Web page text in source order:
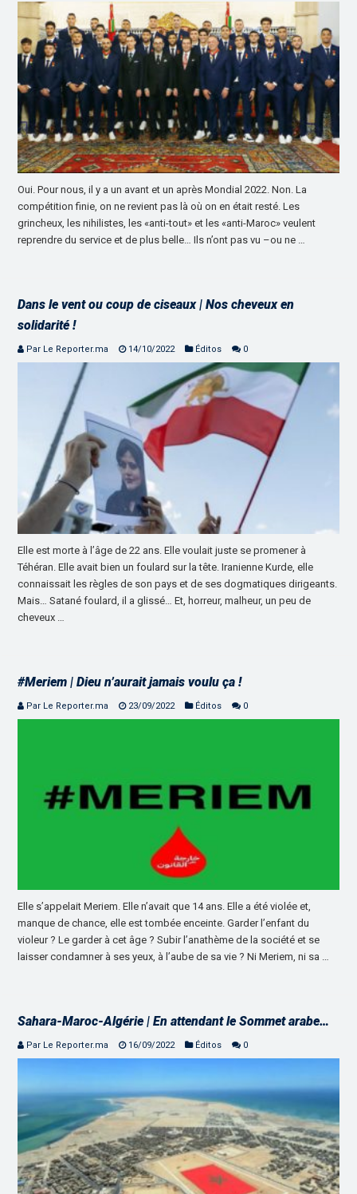
Oui. Pour nous, il y a un avant et un après Mondial 2022. Non. La
compétition finie, on ne revient pas là où on en était resté. Les
grincheux, les nihilistes, les «anti-tout» et les «anti-Maroc» veulent
reprendre du service et de plus belle… Ils n’ont pas vu –ou ne …
Dans le vent ou coup de ciseaux | Nos cheveux en
solidarité !
Par Le Reporter.ma 14/10/2022 Éditos 0
Elle est morte à l’âge de 22 ans. Elle voulait juste se promener à
Téhéran. Elle avait bien un foulard sur la tête. Iranienne Kurde, elle
connaissait les règles de son pays et de ses dogmatiques dirigeants.
Mais… Satané foulard, il a glissé… Et, horreur, malheur, un peu de
cheveux …
#Meriem | Dieu n’aurait jamais voulu ça !
Par Le Reporter.ma 23/09/2022 Éditos 0
Elle s’appelait Meriem. Elle n’avait que 14 ans. Elle a été violée et,
manque de chance, elle est tombée enceinte. Garder l’enfant du
violeur ? Le garder à cet âge ? Subir l’anathème de la société et se
laisser condamner à ses yeux, à l’aube de sa vie ? Ni Meriem, ni sa …
Sahara-Maroc-Algérie | En attendant le Sommet arabe…
Par Le Reporter.ma 16/09/2022 Éditos 0